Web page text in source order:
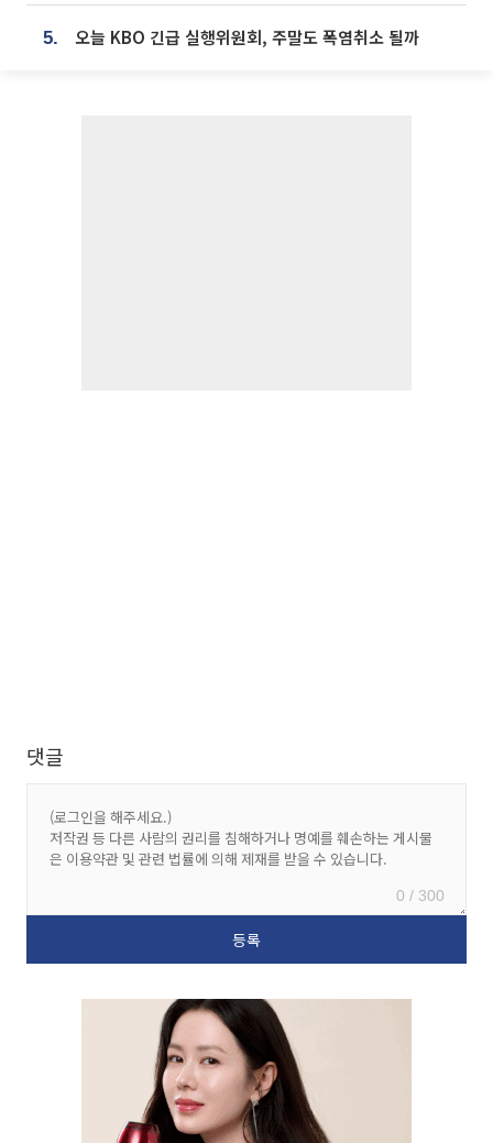
5. 오늘 KBO 긴급 실행위원회, 주말도 폭염취소 될까
댓글
0 / 300